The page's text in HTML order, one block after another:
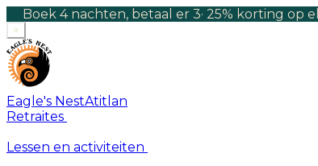
Boek 4 nachten, betaal er 3· 25% korting op
×
Eagle's NestAtitlan
Retraites
Lessen en activiteiten